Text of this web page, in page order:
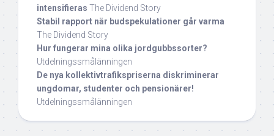
intensifieras The Dividend Story
Stabil rapport när budspekulationer går varma
The Dividend Story
Hur fungerar mina olika jordgubbssorter?
Utdelningssmålänningen
De nya kollektivtrafikspriserna diskriminerar
ungdomar, studenter och pensionärer!
Utdelningssmålänningen